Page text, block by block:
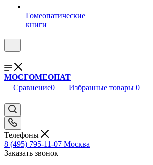
Гомеопатические
книги
МОСГОМЕОПАТ
Сравнение0 Избранные товары 0
Телефоны
8 (495) 795-11-07 Москва
Заказать звонок